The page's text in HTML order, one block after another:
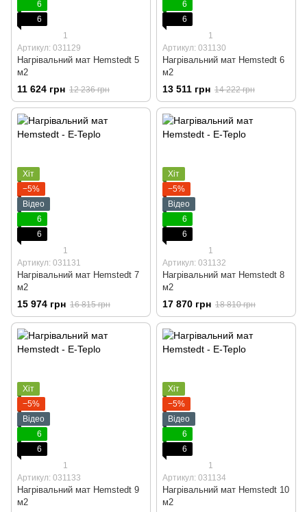
6
6
1
Артикул: 031129
Нагрівальний мат Hemstedt 5
м2
11 624 грн 12 236 грн
6
6
1
Артикул: 031130
Нагрівальний мат Hemstedt 6
м2
13 511 грн 14 222 грн
Хіт
−5%
Відео
6
6
1
Артикул: 031131
Нагрівальний мат Hemstedt 7
м2
15 974 грн 16 815 грн
Хіт
−5%
Відео
6
6
1
Артикул: 031132
Нагрівальний мат Hemstedt 8
м2
17 870 грн 18 810 грн
Хіт
−5%
Відео
6
6
1
Артикул: 031133
Нагрівальний мат Hemstedt 9
м2
Хіт
−5%
Відео
6
6
1
Артикул: 031134
Нагрівальний мат Hemstedt 10
м2